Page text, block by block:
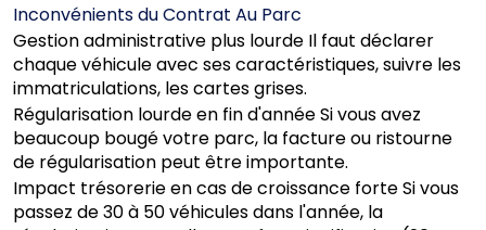
Inconvénients du Contrat Au Parc
Gestion administrative plus lourde Il faut déclarer
chaque véhicule avec ses caractéristiques, suivre les
immatriculations, les cartes grises.
Régularisation lourde en fin d'année Si vous avez
beaucoup bougé votre parc, la facture ou ristourne
de régularisation peut être importante.
Impact trésorerie en cas de croissance forte Si vous
passez de 30 à 50 véhicules dans l'année, la